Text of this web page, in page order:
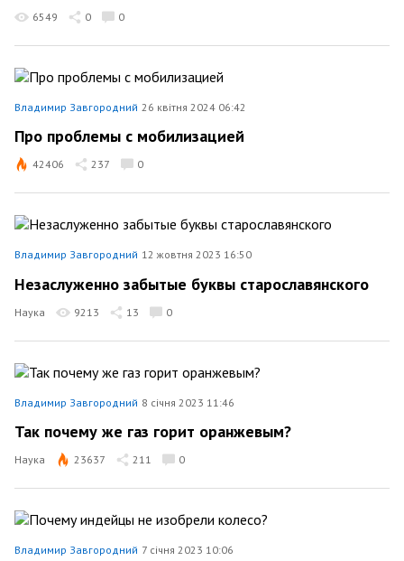
6549 0 0
Владимир Завгородний 26 квітня 2024 06:42
Про проблемы с мобилизацией
42406 237 0
Владимир Завгородний 12 жовтня 2023 16:50
Незаслуженно забытые буквы старославянского
Наука 9213 13 0
Владимир Завгородний 8 січня 2023 11:46
Так почему же газ горит оранжевым?
Наука 23637 211 0
Владимир Завгородний 7 січня 2023 10:06